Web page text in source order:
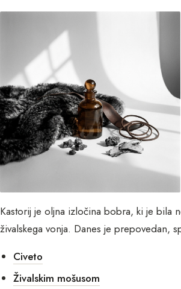
Kastorij je oljna izločina bobra, ki je bila
živalskega vonja. Danes je prepovedan,
Civeto
Živalskim mošusom